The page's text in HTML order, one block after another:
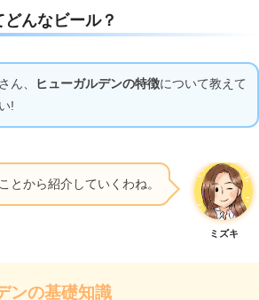
んなビール？
ん、 ヒューガルデンの特徴について教えて
!
とから紹介していくわね。
ミズキ
ンの基礎知識